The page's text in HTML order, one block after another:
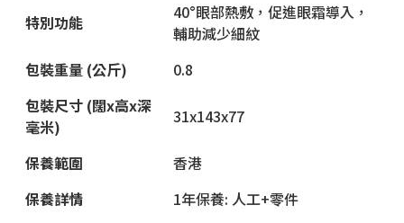
特別功能
40°眼部熱敷，促進眼霜導入，
輔助減少細紋
包裝重量 (公斤)
0.8
包裝尺寸 (闊x高x深
毫米) 31x143x77
保養範圍
香港
保養詳情
1年保養: 人工+零件